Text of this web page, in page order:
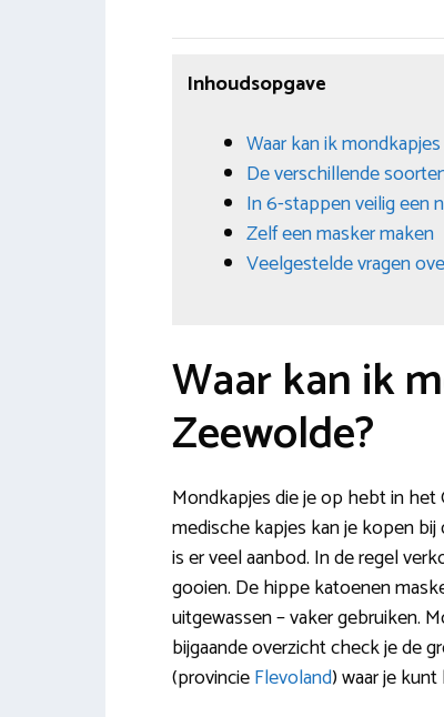
Inhoudsopgave
Waar kan ik
De verschillende
In 6-stappen veilig een
Zelf een masker maken
Veelgestelde vragen
Waar kan ik
Zeewolde?
Mondkapjes die je op hebt in
medische kapjes kan je kopen
is er veel aanbod. In de regel
gooien. De hippe katoenen
uitgewassen – vaker gebruiken.
bijgaande overzicht check je de
(provincieFlevoland) waar je